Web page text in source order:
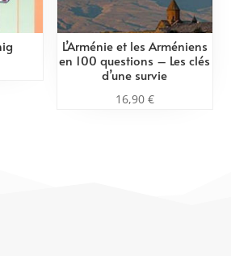
L’Arménie et les Arméniens
en 100 questions – Les clés
d’une survie
16,90 €